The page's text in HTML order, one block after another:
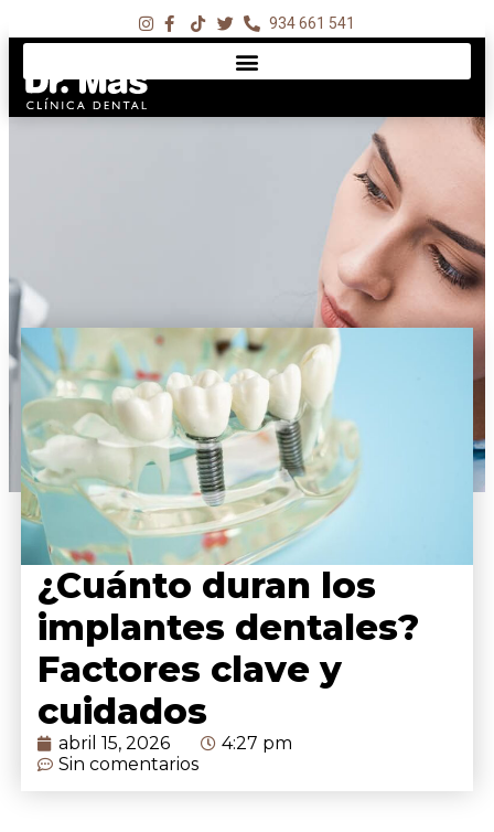
934 661 541
¿Cuánto duran los
implantes dentales?
Factores clave y
cuidados
abril 15, 2026
4:27 pm
Sin comentarios